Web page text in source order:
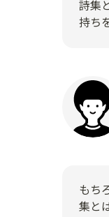
詩集
持ち
もち
集と